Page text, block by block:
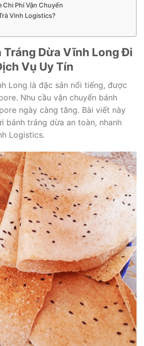
Chi Phí Vận Chuyển
Vinh Logistics?
Tráng Dừa Vĩnh Long Đi
Vụ Uy Tín
Long là đặc sản nổi tiếng, được
Nhu cầu vận chuyển bánh
ngày càng tăng. Bài viết này
bánh tráng dừa an toàn, nhanh
Logistics.